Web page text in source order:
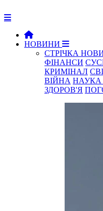
НОВИНИ
СТРІЧКА
ФІНАНСИ
КРИМІНАЛ
ВІЙНА НАУКА
ЗДОРОВ'Я